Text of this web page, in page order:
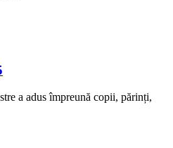
a adus împreună copii, părinți,